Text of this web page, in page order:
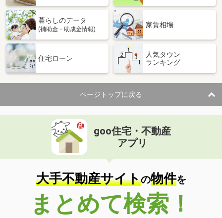
暮らしのデータ
(補助金・助成金情報)
家賃相場
住宅ローン
人気タウン
ランキング
ページトップに戻る
goo住宅・不動産
アプリ
大手不動産サイトの物件を
まとめて検索！